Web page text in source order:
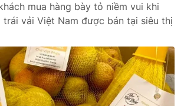
mua hàng bày tỏ niềm vui khi
trái vải Việt Nam được bán tại siêu thị